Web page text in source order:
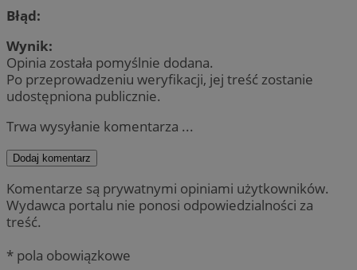
Błąd:
Wynik:
Opinia została pomyślnie dodana.
Po przeprowadzeniu weryfikacji, jej treść zostanie
udostępniona publicznie.
Trwa wysyłanie komentarza ...
Dodaj komentarz
Komentarze są prywatnymi opiniami użytkowników.
Wydawca portalu nie ponosi odpowiedzialności za
treść.
* pola obowiązkowe